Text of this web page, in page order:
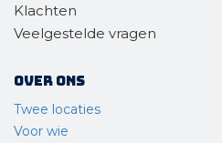
Klachten
Veelgestelde vragen
Over ons
Twee locaties
Voor wie